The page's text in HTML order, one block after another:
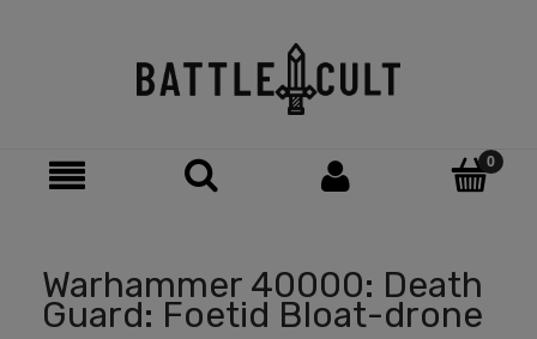
Warhammer 40000: Death
Guard: Foetid Bloat-drone